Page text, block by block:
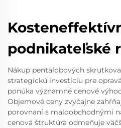
podnikateľské
Nákup pentalobových
strategickú investíciu pre
ponúka významné cenové
Objemové ceny zvyčajne
porovnaní s maloobchodnými
cenová štruktúra odmeňuje